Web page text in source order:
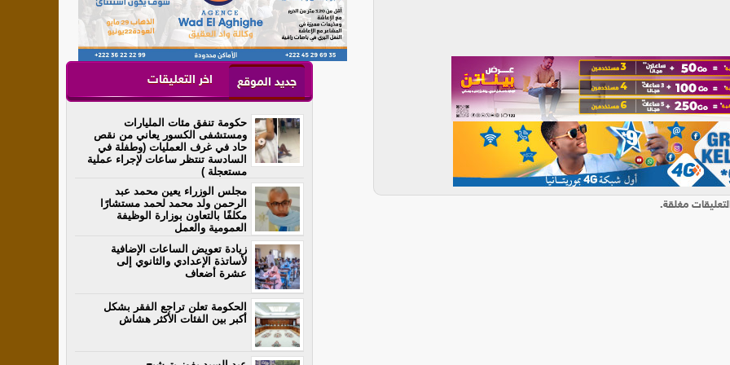
مغلقة.
جديد الموقع اخر التعليقات
حكومة تنفق مئات المليارات
ومستشفى الكسور يعاني من نقص
حاد في غرف العمليات (وطفلة في
السادسة تنتظر ساعات لإجراء عملية
مستعجلة )
مجلس الوزراء يعين محمد عبد
الرحمن ولد محمد لحمد مستشارًا
مكلفًا بالتعاون بوزارة الوظيفة
العمومية والعمل
زيادة تعويض الساعات الإضافية
لأساتذة الإعدادي والثانوي إلى
عشرة أضعاف
الحكومة تعلن تراجع الفقر بشكل
أكبر بين الفئات الأكثر هشاش